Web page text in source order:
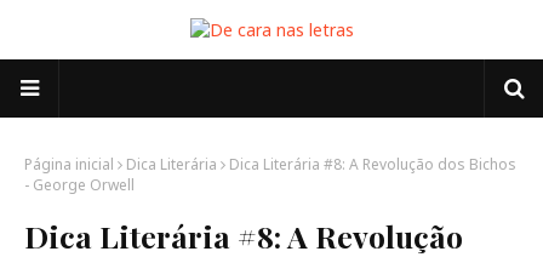
Página inicial Dica Literária
Dica Literária #8: A Revolução dos Bichos
- George Orwell
Dica Literária #8: A Revolução